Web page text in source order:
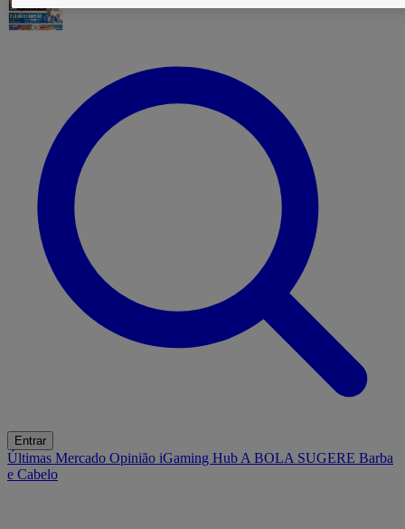
Entrar
Últimas Mercado Opinião iGaming Hub A BOLA SUGERE Barba
e Cabelo